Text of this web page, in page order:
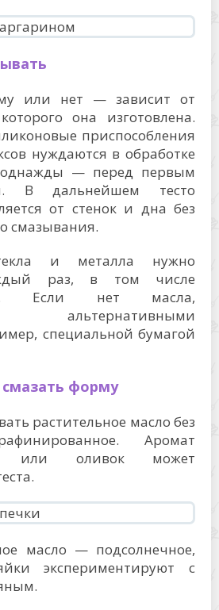
или нет — зависит от
она изготовлена.
приспособления
нуждаются в обработке
однажды — перед первым
В дальнейшем тесто
от стенок и дна без
смазывания.
и металла нужно
раз, в том числе
Если нет масла,
альтернативными
специальной бумагой
форму
растительное масло без
Аромат
или оливок может
масло — подсолнечное,
экспериментируют с